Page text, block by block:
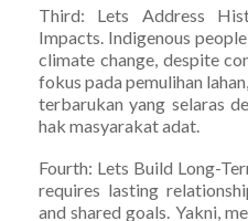
Third: Lets Address
Impacts. Indigenous
climate change, despite
fokus pada pemulihan
terbarukan yang selaras
hak masyarakat adat.
Fourth: Lets Build Long-
requires lasting
and shared goals. Yakni,